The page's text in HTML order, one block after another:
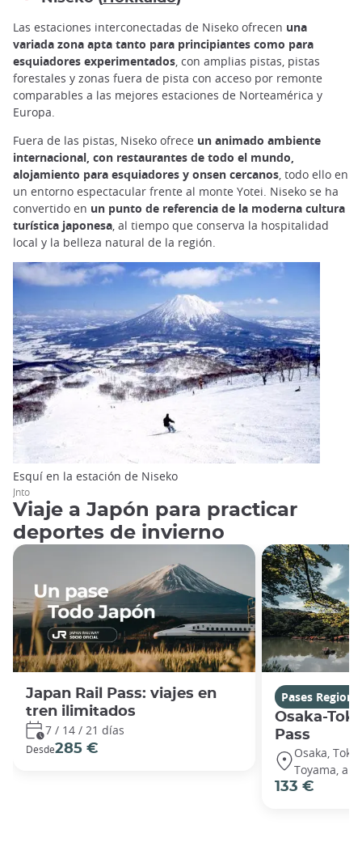
Las estaciones interconectadas de Niseko ofrecen una
variada zona apta tanto para principiantes como para
esquiadores experimentados, con amplias pistas, pistas
forestales y zonas fuera de pista con acceso por remonte
comparables a las mejores estaciones de Norteamérica y
Europa.
Fuera de las pistas, Niseko ofrece un animado ambiente
internacional, con restaurantes de todo el mundo,
alojamiento para esquiadores y onsen cercanos, todo ello en
un entorno espectacular frente al monte Yotei. Niseko se ha
convertido en un punto de referencia de la moderna cultura
turística japonesa, al tiempo que conserva la hospitalidad
local y la belleza natural de la región.
Esquí en la estación de Niseko
Jnto
Viaje a Japón para practicar
deportes de invierno
Japan Rail Pass: viajes en
tren ilimitados
7 / 14 / 21 días
Desde285 €
Pases
Osaka-
Pass
Osaka,
Toyama,
133 €